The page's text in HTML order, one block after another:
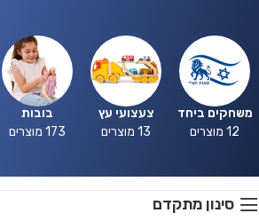
משחקים ביחד
12 מוצרים
צעצועי עץ
13 מוצרים
בובות
173 מוצרים
סינון מתקדם